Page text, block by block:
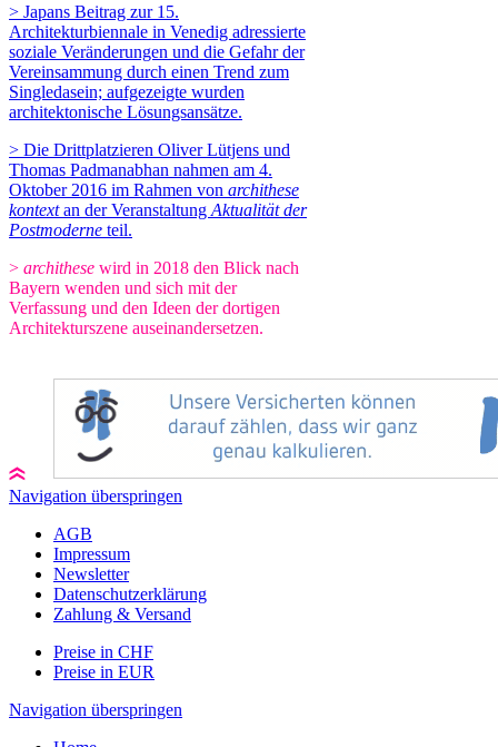
> Japans Beitrag zur 15.
Architekturbiennale in Venedig adressierte
soziale Veränderungen und die Gefahr der
Vereinsammung durch einen Trend zum
Singledasein; aufgezeigte wurden
architektonische Lösungsansätze.
> Die Drittplatzieren Oliver Lütjens und
Thomas Padmanabhan nahmen am 4.
Oktober 2016 im Rahmen von archithese
kontextan der Veranstaltung Aktualität der
Postmoderne teil.
> archithese wird in 2018 den Blick nach
Bayern wenden und sich mit der
Verfassung und den Ideen der dortigen
Architekturszene auseinandersetzen.
Navigation überspringen
AGB
Impressum
Newsletter
Datenschutzerklärung
Zahlung & Versand
Preise in CHF
Preise in EUR
Navigation überspringen